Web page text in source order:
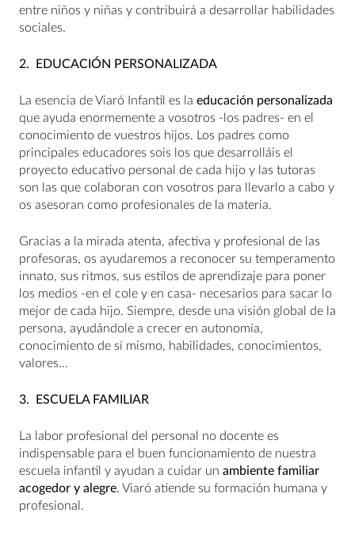
entre niños y niñas y contribuirá a desarrollar habilidades
sociales.
2. EDUCACIÓN PERSONALIZADA
La esencia de Viaró Infantil es la educación personalizada
que ayuda enormemente a vosotros -los padres- en el
conocimiento de vuestros hijos. Los padres como
principales educadores sois los que desarrolláis el
proyecto educativo personal de cada hijo y las tutoras
son las que colaboran con vosotros para llevarlo a cabo y
os asesoran como profesionales de la materia.
Gracias a la mirada atenta, afectiva y profesional de las
profesoras, os ayudaremos a reconocer su temperamento
innato, sus ritmos, sus estilos de aprendizaje para poner
los medios -en el cole y en casa- necesarios para sacar lo
mejor de cada hijo. Siempre, desde una visión global de la
persona, ayudándole a crecer en autonomía,
conocimiento de sí mismo, habilidades, conocimientos,
valores…
3. ESCUELA FAMILIAR
La labor profesional del personal no docente es
indispensable para el buen funcionamiento de nuestra
escuela infantil y ayudan a cuidar un ambiente familiar
acogedor y alegre. Viaró atiende su formación humana y
profesional.